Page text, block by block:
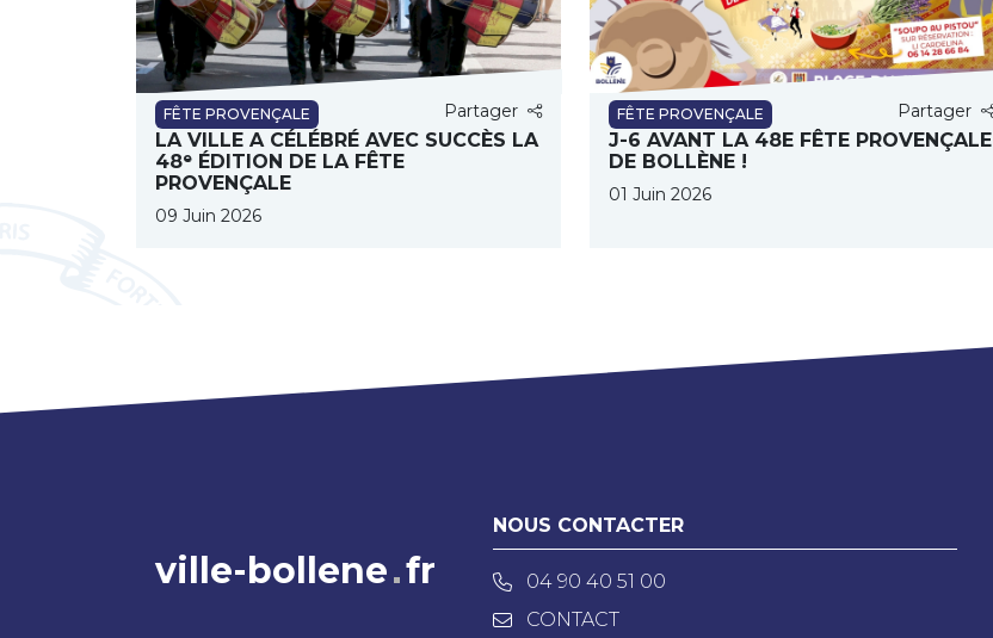
FÊTE PROVENÇALE Partager
LA VILLE A CÉLÉBRÉ AVEC SUCCÈS LA
48ᵉ ÉDITION DE LA FÊTE
PROVENÇALE
09 Juin 2026
FÊTE PROVENÇALE Partager
J-6 AVANT LA 48E FÊTE PROVENÇALE
DE BOLLÈNE !
01 Juin 2026
ville-bollene fr
NOUS CONTACTER
04 90 40 51 00
CONTACT